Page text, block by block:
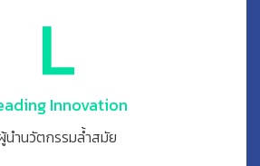
Innovation
นำนวัตกรรมล้ำสมัย